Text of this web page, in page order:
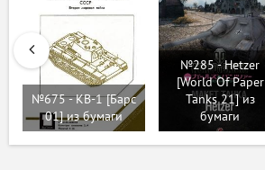
№675 - КB-1 [Барс
01] из бумаги
№285 - Hetzer
[World Of Paper
Tanks 21] из
бумаги